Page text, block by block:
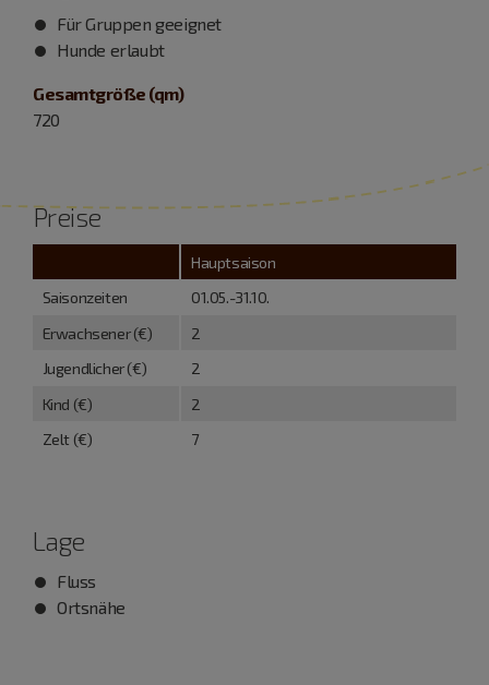
Für Gruppen geeignet
Hunde erlaubt
Gesamtgröße (qm)
720
Preise
Hauptsaison
Saisonzeiten
01.05.-31.10.
Erwachsener (€)
2
Jugendlicher (€)
2
Kind (€)
2
Zelt (€)
7
Lage
Fluss
Ortsnähe